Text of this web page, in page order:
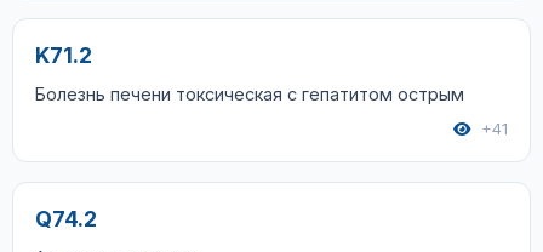
K71.2
Болезнь печени токсическая с гепатитом острым
+41
Q74.2